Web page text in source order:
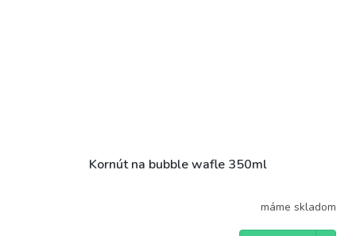
Kornút na bubble wafle 350ml
máme skladom